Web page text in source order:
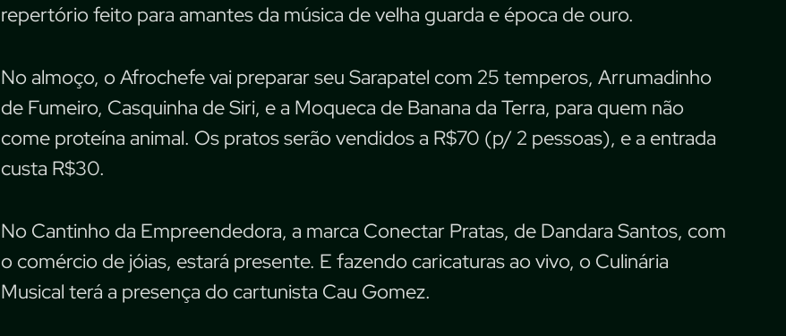
repertório feito para amantes da música de velha guarda e época de ouro.
No almoço, o Afrochefe vai preparar seu Sarapatel com 25 temperos, Arrumadinho
de Fumeiro, Casquinha de Siri, e a Moqueca de Banana da Terra, para quem não
come proteína animal. Os pratos serão vendidos a R$70 (p/ 2 pessoas), e a entrada
custa R$30.
No Cantinho da Empreendedora, a marca Conectar Pratas, de Dandara Santos, com
o comércio de jóias, estará presente. E fazendo caricaturas ao vivo, o Culinária
Musical terá a presença do cartunista Cau Gomez.